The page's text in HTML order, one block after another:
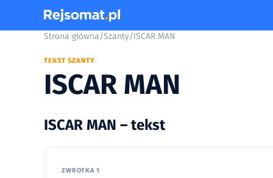
Strona główna/Szanty/ISCAR MAN
TEKST SZANTY
ISCAR MAN
ISCAR MAN – tekst
ZWROTKA 1